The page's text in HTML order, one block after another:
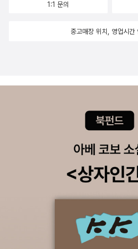
를 봤다면 그러지 않았을텐데 혼자만 떨어
리 관장님이셔서 현준이를 다독여 주셨다.
생애 단 한번>은 어떻게 살아가야 하는지에
다. 삶에 늘 감사하고 긍정적으로 생각하게
일 아침마다 읽었다. 매일 아침 이 책을 펼
단 생각으로 하루를 시작했다.7. 영화, 이번
영화이다.친한 언니와 <체포왕>을 보던 날,
빠지는 줄 알았다. 물론 시나리오 자체는 세
이란 생각을 했었다. 그래도 박중훈 아저씨
보았다. 부드러운 남자 이선균도 좋았다.<
이 웃었던 것 같다. 하지만 절대 공감할 수
지......학창시절의 추억이란 남고든 여고든
니다.아무리 간단한거라도 손으로 뭐 만들
아니면 언제 해주겟냐만은 내일부터 하루
1:1 문의
중고매장 위치, 영업시간